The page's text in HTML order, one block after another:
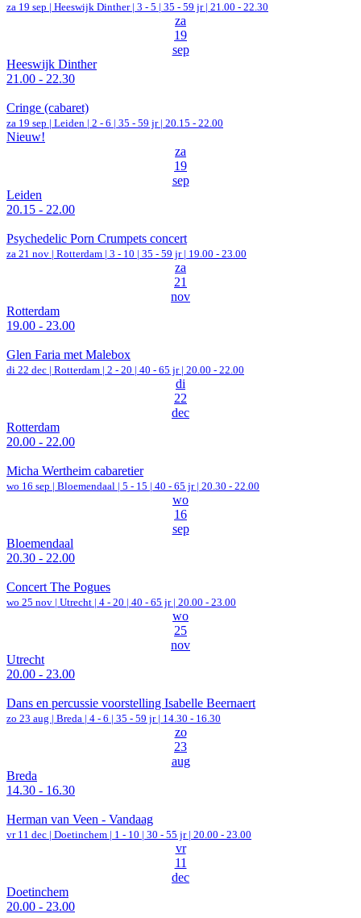
za 19 sep | Heeswijk Dinther | 3 - 5 | 35 - 59 jr | 21.00 - 22.30
za
19
sep
Heeswijk Dinther
21.00 - 22.30
Cringe (cabaret)
za 19 sep | Leiden | 2 - 6 | 35 - 59 jr | 20.15 - 22.00
Nieuw!
za
19
sep
Leiden
20.15 - 22.00
Psychedelic Porn Crumpets concert
za 21 nov | Rotterdam | 3 - 10 | 35 - 59 jr | 19.00 - 23.00
za
21
nov
Rotterdam
19.00 - 23.00
Glen Faria met Malebox
di 22 dec | Rotterdam | 2 - 20 | 40 - 65 jr | 20.00 - 22.00
di
22
dec
Rotterdam
20.00 - 22.00
Micha Wertheim cabaretier
wo 16 sep | Bloemendaal | 5 - 15 | 40 - 65 jr | 20.30 - 22.00
wo
16
sep
Bloemendaal
20.30 - 22.00
Concert The Pogues
wo 25 nov | Utrecht | 4 - 20 | 40 - 65 jr | 20.00 - 23.00
wo
25
nov
Utrecht
20.00 - 23.00
Dans en percussie voorstelling Isabelle Beernaert
zo 23 aug | Breda | 4 - 6 | 35 - 59 jr | 14.30 - 16.30
zo
23
aug
Breda
14.30 - 16.30
Herman van Veen - Vandaag
vr 11 dec | Doetinchem | 1 - 10 | 30 - 55 jr | 20.00 - 23.00
vr
11
dec
Doetinchem
20.00 - 23.00